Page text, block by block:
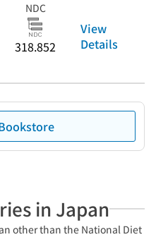
NDC
318.852
View
Details
in Japan
other than the National Diet